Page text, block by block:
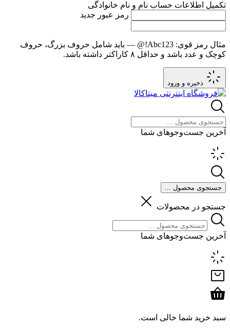
تکمیل اطلاعات حساب نام و نام خانوادگی
رمز عبور جدید
مثال رمز قوی: Abc123!@
— باید شامل حروف بزرگ، حروف
کوچک و عدد باشد و حداقل ۸ کاراکتر داشته باشد.
ذخیره و ورود
آخرین جست‌وجوهای شما
جستجوی محصول ...
جستجو در محصولات
آخرین جست‌وجوهای شما
سبد خرید شما خالی است.